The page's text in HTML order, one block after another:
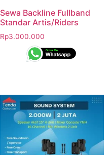
Sewa Backline Fullband
Standar Artis/Riders
Rp3.000.000